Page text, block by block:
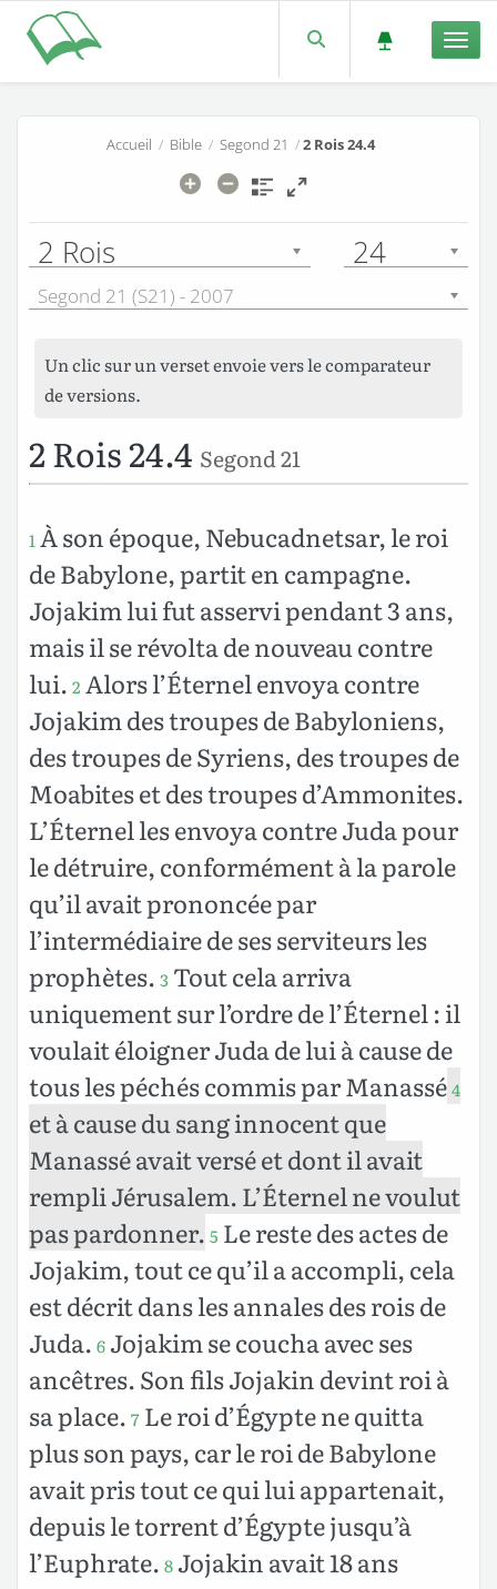
Accueil / Bible /Segond 21 /2 Rois 24.4
2 Rois 24
Segond 21 (S21) - 2007
Un clic sur un verset envoie vers le comparateur
de versions.
2 Rois 24.4 Segond 21
1À son époque, Nebucadnetsar, le roi
de Babylone, partit en campagne.
Jojakim lui fut asservi pendant 3 ans,
mais il se révolta de nouveau contre
lui. 2 Alors l’Éternel envoya contre
Jojakim des troupes de Babyloniens,
des troupes de Syriens, des troupes de
Moabites et des troupes d’Ammonites.
L’Éternel les envoya contre Juda pour
le détruire, conformément à la parole
qu’il avait prononcée par
l’intermédiaire de ses serviteurs les
prophètes. 3 Tout cela arriva
uniquement sur l’ordre de l’Éternel : il
voulait éloigner Juda de lui à cause de
tous les péchés commis par Manassé4
et à cause du sang innocent que
Manassé avait versé et dont il avait
rempli Jérusalem. L’Éternel ne voulut
pas pardonner. 5 Le reste des actes de
Jojakim, tout ce qu’il a accompli, cela
est décrit dans les annales des rois de
Juda. 6 Jojakim se coucha avec ses
ancêtres. Son fils Jojakin devint roi à
sa place. 7 Le roi d’Égypte ne quitta
plus son pays, car le roi de Babylone
avait pris tout ce qui lui appartenait,
depuis le torrent d’Égypte jusqu’à
l’Euphrate. 8 Jojakin avait 18 ans